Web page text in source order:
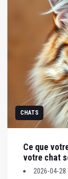
CHATS
Ce que
votre chat
2026-04-28